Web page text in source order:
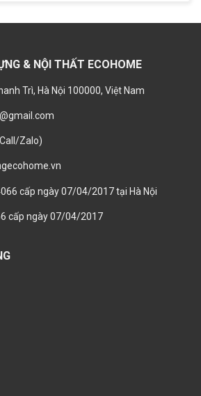
& NỘI THẤT ECOHOME
Trì, Hà Nội 100000, Việt Nam
Zalo)
cấp ngày 07/04/2017 tại Hà Nội
cấp ngày 07/04/2017